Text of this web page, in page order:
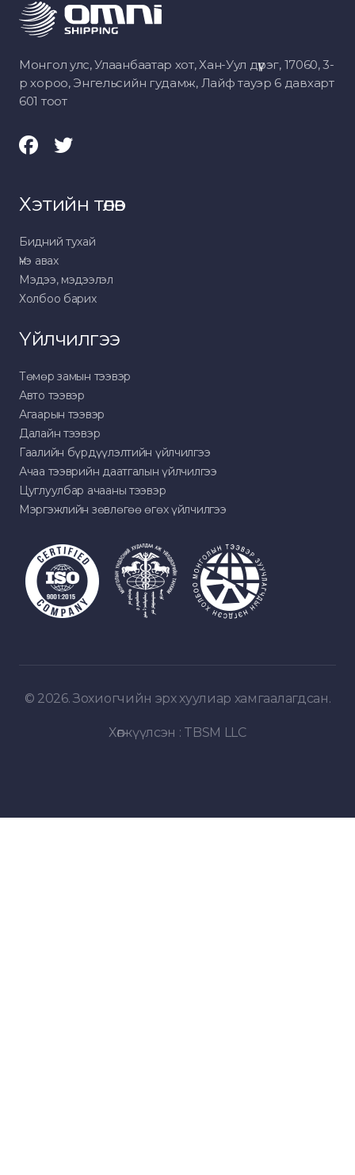
Монгол улс, Улаанбаатар хот, Хан-Уул дүүрэг, 17060, 3-
р хороо, Энгельсийн гудамж, Лайф тауэр 6 давхарт
601 тоот
Хэтийн төлөв
Бидний тухай
Үнэ авах
Мэдээ, мэдээлэл
Холбоо барих
Үйлчилгээ
Төмөр замын тээвэр
Авто тээвэр
Агаарын тээвэр
Далайн тээвэр
Гаалийн бүрдүүлэлтийн үйлчилгээ
Ачаа тээврийн даатгалын үйлчилгээ
Цуглуулбар ачааны тээвэр
Мэргэжлийн зөвлөгөө өгөх үйлчилгээ
© 2026. Зохиогчийн эрх хуулиар хамгаалагдсан.
Хөгжүүлсэн : TBSM LLC